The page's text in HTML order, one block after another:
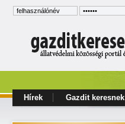
Hírek Gazdit keresnek